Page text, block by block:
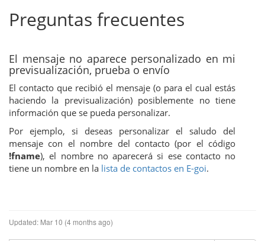
Preguntas frecuentes
El mensaje no aparece personalizado en mi
previsualización, prueba o envío
El contacto que recibió el mensaje (o para el cual estás
haciendo la previsualización) posiblemente no tiene
información que se pueda personalizar.
Por ejemplo, si deseas personalizar el saludo del
mensaje con el nombre del contacto (por el código
!fname), el nombre no aparecerá si ese contacto no
tiene un nombre en la lista de contactos en E-goi.
Updated: Mar 10 (4 months ago)